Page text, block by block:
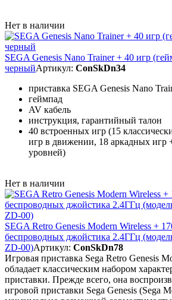
Нет в наличии
SEGA Genesis Nano Trainer + 40 игр
черныйАртикул: ConSkDn34
приставка SEGA Genesis Nano
геймпад
AV кабель
инструкция, гарантийный талон
40 встроенных игр (15
игр в движении, 18 аркадных игр
уровней)
Нет в наличии
SEGA Retro Genesis Modern Wireless +
беспроводных джойстика 2.4ГГц
ZD-00)Артикул: ConSkDn78
Игровая приставка Sega Retro Genesis
обладает классическим набором
приставки. Прежде всего, она
игровой приставки Sega Genesis (Sega